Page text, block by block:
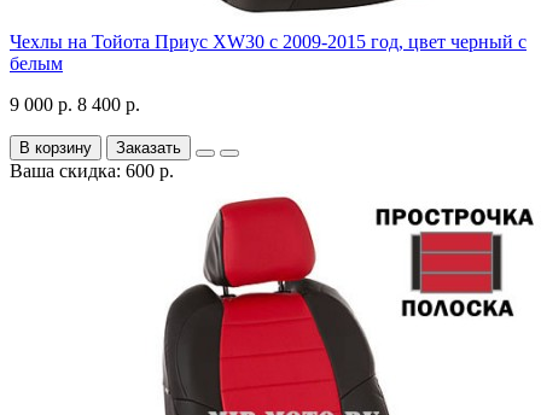
Чехлы на Тойота Приус XW30 с 2009-2015 год, цвет черный с
белым
9 000 р. 8 400 р.
В корзину Заказать
Ваша скидка: 600 р.